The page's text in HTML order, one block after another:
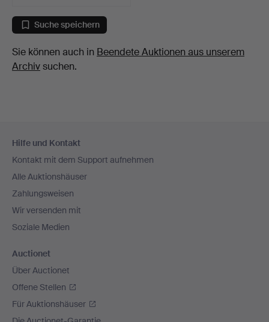
Suche speichern
Sie können auch in Beendete Auktionen aus unserem
Archivsuchen.
Navigation
Hilfe und Kontakt
Kontakt mit dem Support aufnehmen
Alle Auktionshäuser
Zahlungsweisen
Wir versenden mit
Soziale Medien
Auctionet
Über Auctionet
Offene Stellen
Für Auktionshäuser